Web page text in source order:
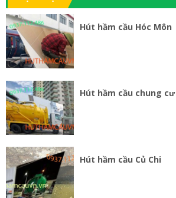
Hút hầm cầu Hóc Môn
Hút hầm cầu chung cư
Hút hầm cầu Củ Chi